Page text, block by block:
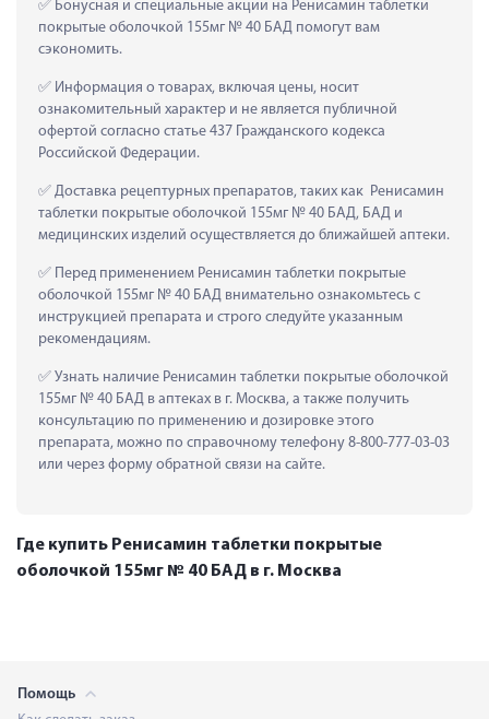
Бонусная и специальные акции на Ренисамин таблетки
покрытые оболочкой 155мг № 40 БАД помогут вам
сэкономить.
Информация о товарах, включая цены, носит
ознакомительный характер и не является публичной
офертой согласно статье 437 Гражданского кодекса
Российской Федерации.
Доставка рецептурных препаратов, таких как  Ренисамин
таблетки покрытые оболочкой 155мг № 40 БАД, БАД и
медицинских изделий осуществляется до ближайшей аптеки.
Перед применением Ренисамин таблетки покрытые
оболочкой 155мг № 40 БАД внимательно ознакомьтесь с
инструкцией препарата и строго следуйте указанным
рекомендациям.
Узнать наличие Ренисамин таблетки покрытые оболочкой
155мг № 40 БАД в аптеках в г. Москва, а также получить
консультацию по применению и дозировке этого
препарата, можно по справочному телефону 8-800-777-03-03
или через форму обратной связи на сайте.
Где купить Ренисамин таблетки покрытые
оболочкой 155мг № 40 БАД в г. Москва
Помощь